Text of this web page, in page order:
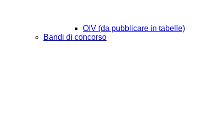
OIV (da pubblicare in tabelle)
Bandi di concorso